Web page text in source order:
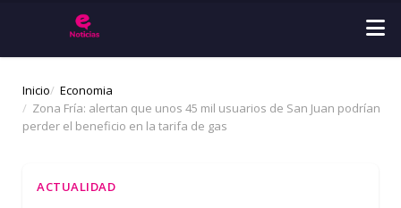
Inicio
Economia
Zona Fría: alertan que unos 45 mil usuarios de San Juan podrían
perder el beneficio en la tarifa de gas
ACTUALIDAD